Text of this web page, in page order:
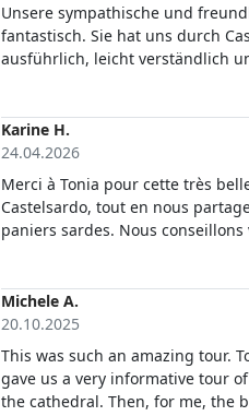
Unsere sympathische und
fantastisch. Sie hat uns durch
ausführlich, leicht verständlich
und Freude erklärt. Die kleine
Korbflechterei hat uns viel
ausführlicheren Workshop
Erlebnis das wir gerne
Karine H.
24.04.2026
Merci à Tonia pour cette très
Castelsardo, tout en nous
paniers sardes. Nous
à notre petit de 5 ans qu'à
Michele A.
20.10.2025
This was such an amazing tour.
gave us a very informative tour
the cathedral. Then, for me, the best bit, baskets! She showed us many